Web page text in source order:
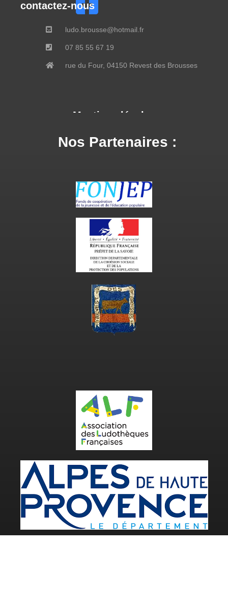
contactez-nous
ludo.brousse@hotmail.fr
07 85 55 67 19
rue du Four, 04150 Revest des Brousses
Mentions légales
Nos Partenaires :